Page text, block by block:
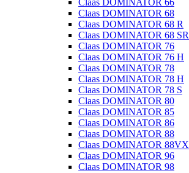
Claas DOMINATOR 66
Claas DOMINATOR 68
Claas DOMINATOR 68 R
Claas DOMINATOR 68 SR
Claas DOMINATOR 76
Claas DOMINATOR 76 H
Claas DOMINATOR 78
Claas DOMINATOR 78 H
Claas DOMINATOR 78 S
Claas DOMINATOR 80
Claas DOMINATOR 85
Claas DOMINATOR 86
Claas DOMINATOR 88
Claas DOMINATOR 88VX
Claas DOMINATOR 96
Claas DOMINATOR 98